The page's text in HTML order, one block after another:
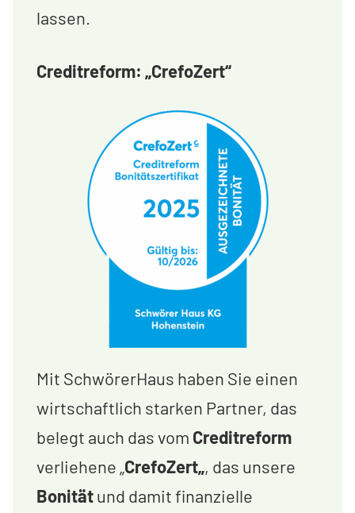
lassen.
Creditreform: „CrefoZert“
Mit SchwörerHaus haben Sie einen
wirtschaftlich starken Partner, das
belegt auch das vom Creditreform
verliehene „ CrefoZert„, das unsere
Bonitätund damit finanzielle